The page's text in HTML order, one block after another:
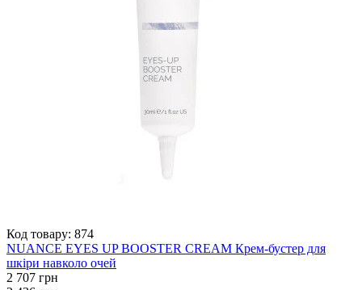
Код товару: 874
NUANCE EYES UP BOOSTER CREAM Крем-бустер для
шкіри навколо очей
2 707 грн